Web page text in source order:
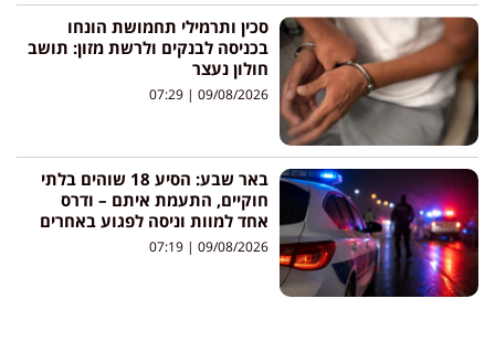
סכין ותרמילי תחמושת הונחו
בכניסה לבנקים ולרשת מזון: תושב
חולון נעצר
09/08/2026
באר שבע: הסיע 18 שוהים בלתי
חוקיים, התעמת איתם – ודרס
אחד למוות וניסה לפגוע באחרים
09/08/2026